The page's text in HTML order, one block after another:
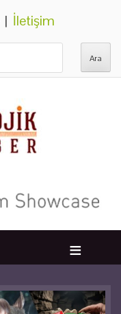
| İletişim